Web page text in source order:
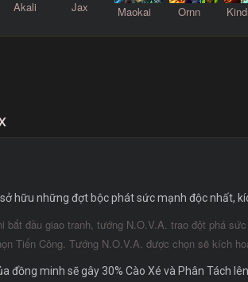
Akali Jax Maokai Ornn
hữu những đợt bộc phát sức mạnh độc nhất,
bắt đầu giao tranh, tướng N.O.V.A. trao đột phá
Tiến Công. Tướng N.O.V.A. được chọn sẽ kích
đồng minh sẽ gây 30% Cào Xé và Phân Tách